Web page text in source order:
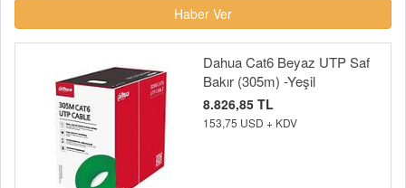
Haber Ver
Dahua Cat6 Beyaz UTP Saf
Bakır (305m) -Yeşil
8.826,85 TL
153,75 USD + KDV